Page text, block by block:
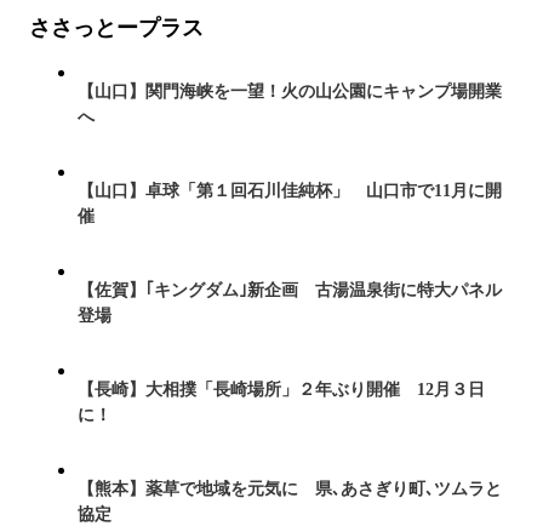
ささっとープラス
【山口】関門海峡を一望！火の山公園にキャンプ場開業
へ
【山口】卓球「第１回石川佳純杯」 山口市で11月に開
催
【佐賀】｢キングダム｣新企画 古湯温泉街に特大パネル
登場
【長崎】大相撲「長崎場所」２年ぶり開催 12月３日
に！
【熊本】薬草で地域を元気に 県､あさぎり町､ツムラと
協定